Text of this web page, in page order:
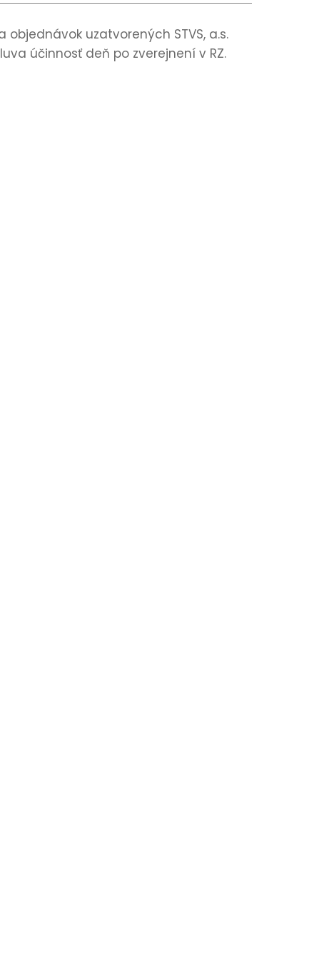
uzatvorených STVS, a.s.
účinnosť deň po zverejnení v RZ.